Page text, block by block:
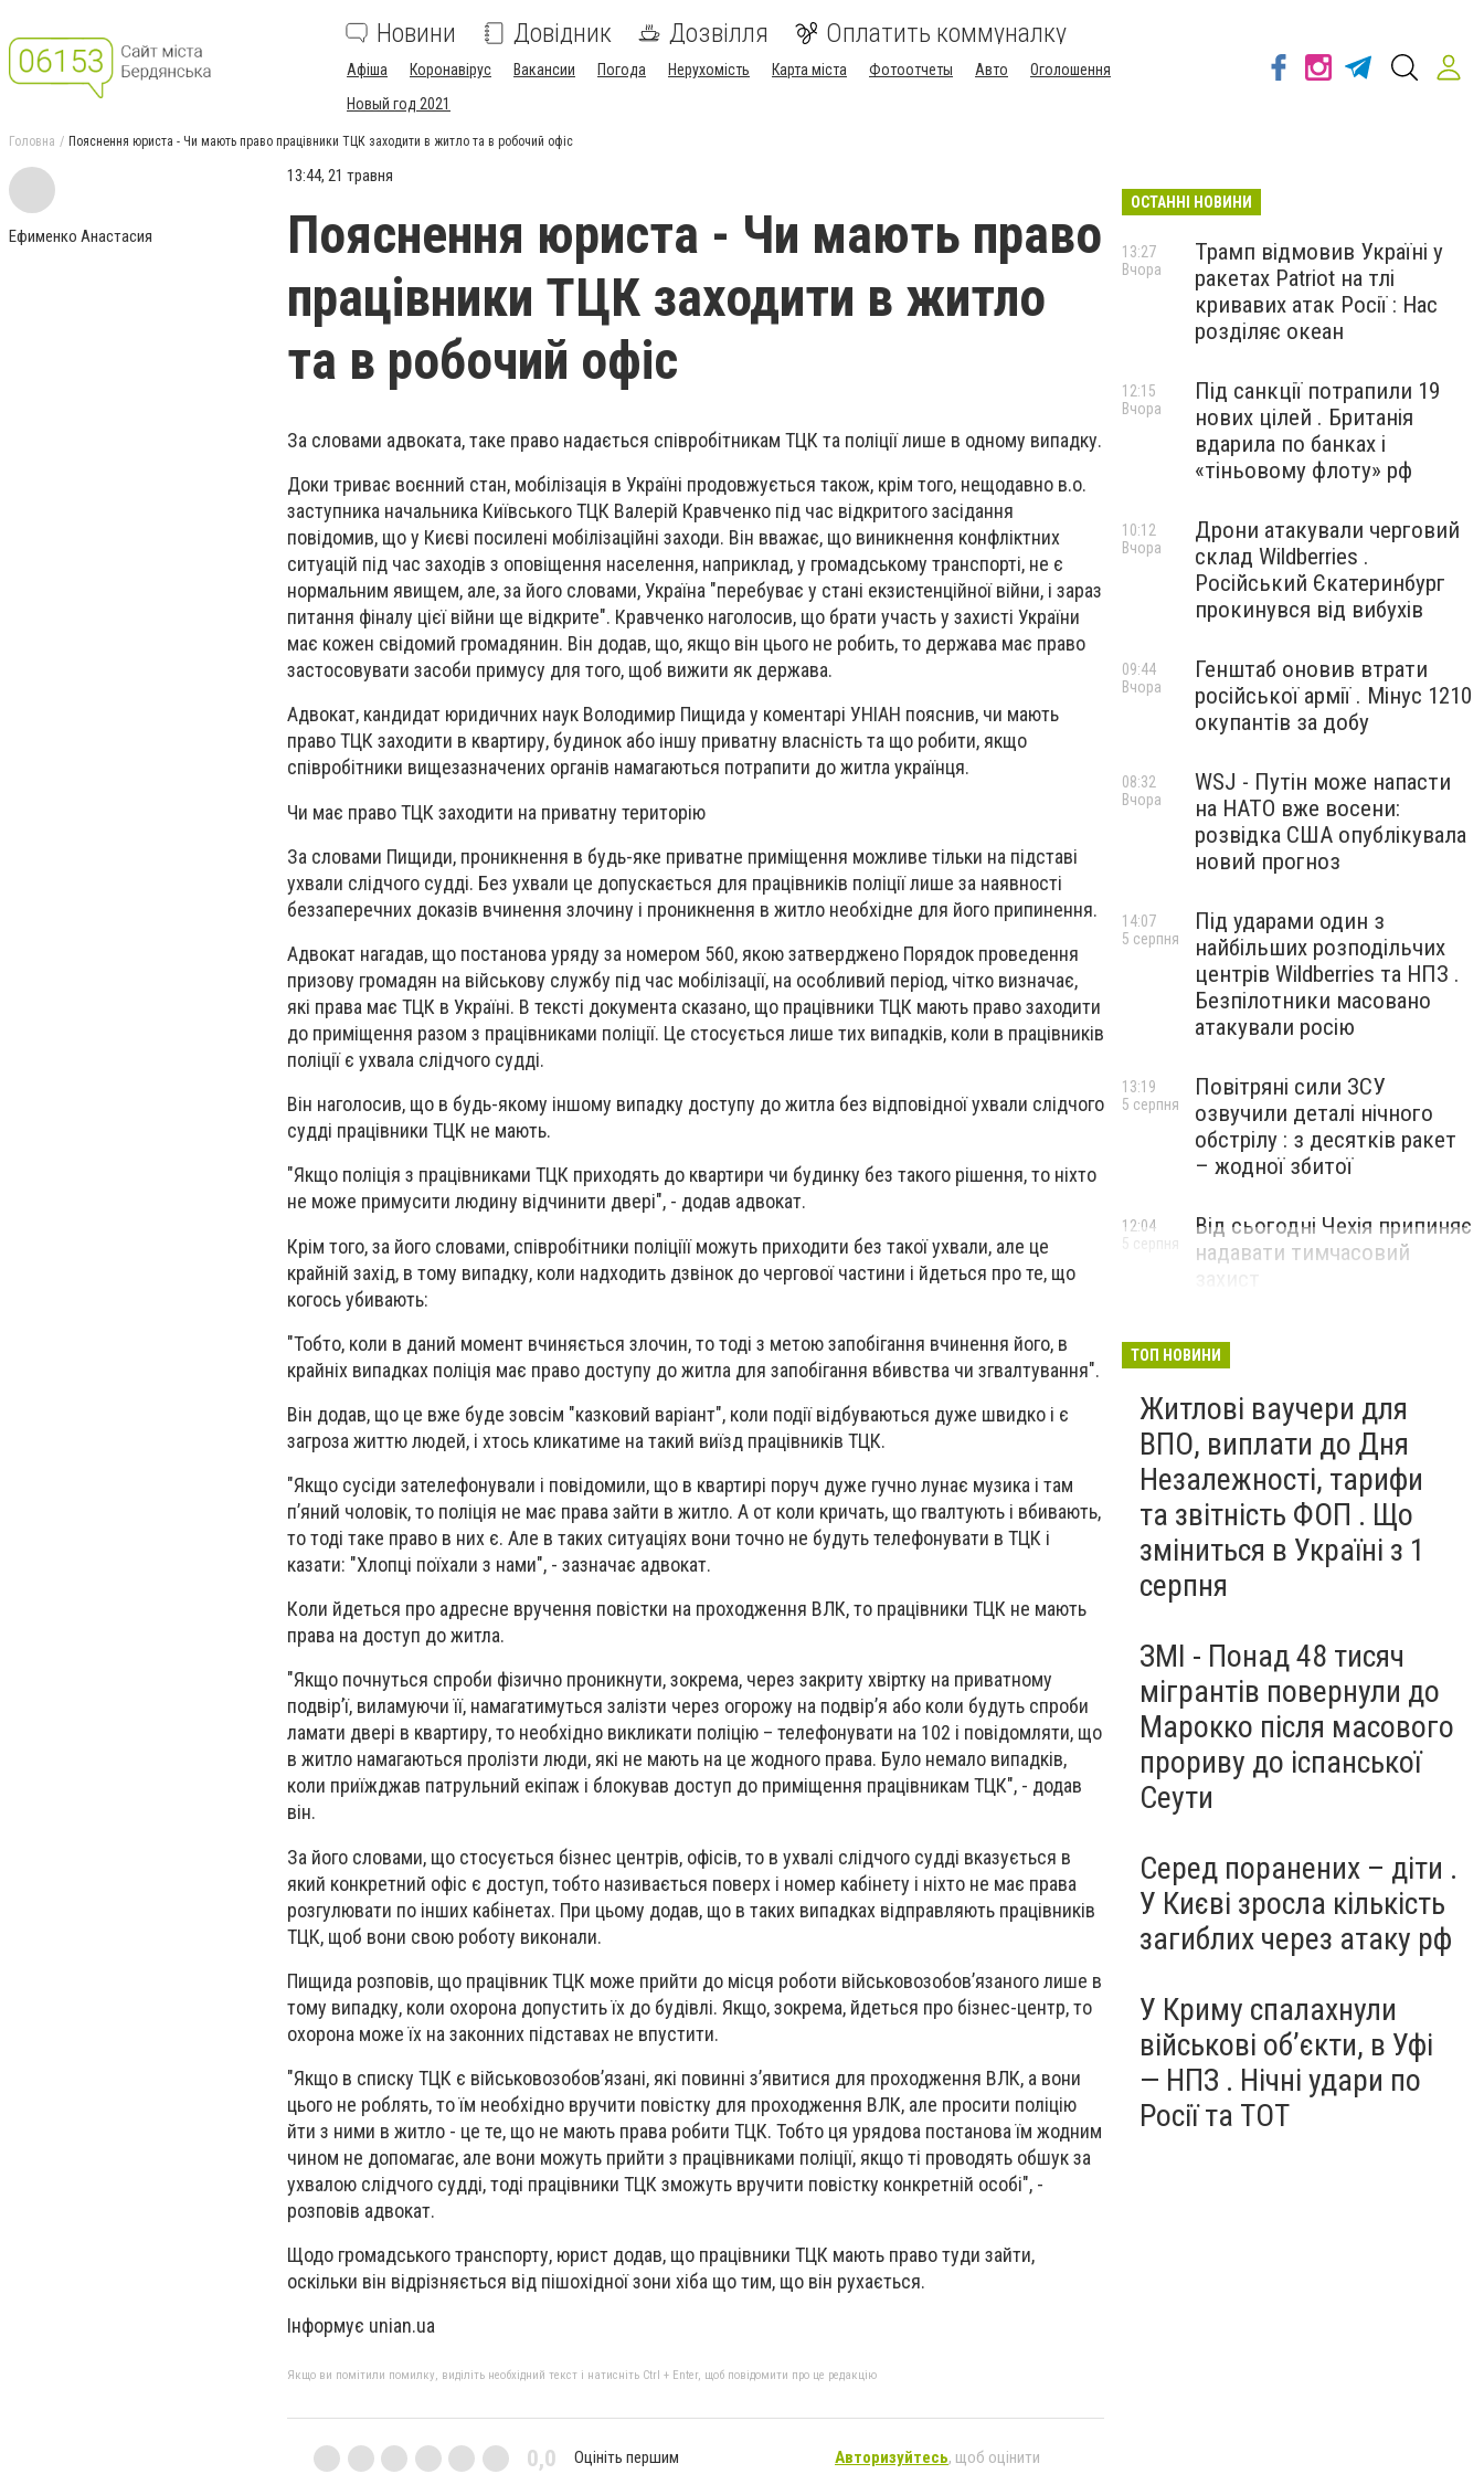
Новини Довідник Дозвілля Оплатить коммуналку
Афіша Коронавірус Вакансии Погода Нерухомість Карта міста Фотоотчеты Авто
Оголошення
Новый год 2021
Головна Пояснення юриста - Чи мають право працівники ТЦК заходити в житло та в робочий офіс
Ефименко Анастасия
13:44, 21 травня
Пояснення юриста - Чи мають право
працівники ТЦК заходити в житло
та в робочий офіс
За словами адвоката, таке право надається співробітникам ТЦК та поліції лише в одному випадку.
Доки триває воєнний стан, мобілізація в Україні продовжується також, крім того, нещодавно в.о.
заступника начальника Київського ТЦК Валерій Кравченко під час відкритого засідання
повідомив, що у Києві посилені мобілізаційні заходи. Він вважає, що виникнення конфліктних
ситуацій під час заходів з оповіщення населення, наприклад, у громадському транспорті, не є
нормальним явищем, але, за його словами, Україна "перебуває у стані екзистенційної війни, і зараз
питання фіналу цієї війни ще відкрите". Кравченко наголосив, що брати участь у захисті України
має кожен свідомий громадянин. Він додав, що, якщо він цього не робить, то держава має право
застосовувати засоби примусу для того, щоб вижити як держава.
Адвокат, кандидат юридичних наук Володимир Пищида у коментарі УНІАН пояснив, чи мають
право ТЦК заходити в квартиру, будинок або іншу приватну власність та що робити, якщо
співробітники вищезазначених органів намагаються потрапити до житла українця.
Чи має право ТЦК заходити на приватну територію
За словами Пищиди, проникнення в будь-яке приватне приміщення можливе тільки на підставі
ухвали слідчого судді. Без ухвали це допускається для працівників поліції лише за наявності
беззаперечних доказів вчинення злочину і проникнення в житло необхідне для його припинення.
Адвокат нагадав, що постанова уряду за номером 560, якою затверджено Порядок проведення
призову громадян на військову службу під час мобілізації, на особливий період, чітко визначає,
які права має ТЦК в Україні. В тексті документа сказано, що працівники ТЦК мають право заходити
до приміщення разом з працівниками поліції. Це стосується лише тих випадків, коли в працівників
поліції є ухвала слідчого судді.
Він наголосив, що в будь-якому іншому випадку доступу до житла без відповідної ухвали слідчого
судді працівники ТЦК не мають.
"Якщо поліція з працівниками ТЦК приходять до квартири чи будинку без такого рішення, то ніхто
не може примусити людину відчинити двері", - додав адвокат.
Крім того, за його словами, співробітники поліціїї можуть приходити без такої ухвали, але це
крайній захід, в тому випадку, коли надходить дзвінок до чергової частини і йдеться про те, що
когось убивають:
"Тобто, коли в даний момент вчиняється злочин, то тоді з метою запобігання вчинення його, в
крайніх випадках поліція має право доступу до житла для запобігання вбивства чи згвалтування".
Він додав, що це вже буде зовсім "казковий варіант", коли події відбуваються дуже швидко і є
загроза життю людей, і хтось кликатиме на такий виїзд працівників ТЦК.
"Якщо сусіди зателефонували і повідомили, що в квартирі поруч дуже гучно лунає музика і там
п’яний чоловік, то поліція не має права зайти в житло. А от коли кричать, що гвалтують і вбивають,
то тоді таке право в них є. Але в таких ситуаціях вони точно не будуть телефонувати в ТЦК і
казати: "Хлопці поїхали з нами", - зазначає адвокат.
Коли йдеться про адресне вручення повістки на проходження ВЛК, то працівники ТЦК не мають
права на доступ до житла.
"Якщо почнуться спроби фізично проникнути, зокрема, через закриту хвіртку на приватному
подвір’ї, виламуючи її, намагатимуться залізти через огорожу на подвір’я або коли будуть спроби
ламати двері в квартиру, то необхідно викликати поліцію – телефонувати на 102 і повідомляти, що
в житло намагаються пролізти люди, які не мають на це жодного права. Було немало випадків,
коли приїжджав патрульний екіпаж і блокував доступ до приміщення працівникам ТЦК", - додав
він.
За його словами, що стосується бізнес центрів, офісів, то в ухвалі слідчого судді вказується в
який конкретний офіс є доступ, тобто називається поверх і номер кабінету і ніхто не має права
розгулювати по інших кабінетах. При цьому додав, що в таких випадках відправляють працівників
ТЦК, щоб вони свою роботу виконали.
Пищида розповів, що працівник ТЦК може прийти до місця роботи військовозобов’язаного лише в
тому випадку, коли охорона допустить їх до будівлі. Якщо, зокрема, йдеться про бізнес-центр, то
охорона може їх на законних підставах не впустити.
"Якщо в списку ТЦК є військовозобов’язані, які повинні з’явитися для проходження ВЛК, а вони
цього не роблять, то їм необхідно вручити повістку для проходження ВЛК, але просити поліцію
йти з ними в житло - це те, що не мають права робити ТЦК. Тобто ця урядова постанова їм жодним
чином не допомагає, але вони можуть прийти з працівниками поліції, якщо ті проводять обшук за
ухвалою слідчого судді, тоді працівники ТЦК зможуть вручити повістку конкретній особі", -
розповів адвокат.
Щодо громадського транспорту, юрист додав, що працівники ТЦК мають право туди зайти,
оскільки він відрізняється від пішохідної зони хіба що тим, що він рухається.
Інформує unian.ua
Якщо ви помітили помилку, виділіть необхідний текст і натисніть Ctrl + Enter, щоб повідомити про це редакцію
0,0 Оцініть першим Авторизуйтесь, щоб оцінити
ОСТАННІ НОВИНИ
Трамп відмовив Україні у
ракетах Patriot на тлі
кривавих атак Росії : Нас
розділяє океан
13:27
Вчора
Під санкції потрапили 19
нових цілей . Британія
вдарила по банках і
«тіньовому флоту» рф
12:15
Вчора
Дрони атакували черговий
склад Wildberries .
Російський Єкатеринбург
прокинувся від вибухів
10:12
Вчора
Генштаб оновив втрати
російської армії . Мінус 1210
окупантів за добу
09:44
Вчора
WSJ - Путін може напасти
на НАТО вже восени:
розвідка США опублікувала
новий прогноз
08:32
Вчора
Під ударами один з
найбільших розподільчих
центрів Wildberries та НПЗ .
Безпілотники масовано
атакували росію
14:07
5 серпня
Повітряні сили ЗСУ
озвучили деталі нічного
обстрілу : з десятків ракет
– жодної збитої
13:19
5 серпня
Від сьогодні Чехія припиняє
надавати тимчасовий
12:04
5 серпня
ТОП НОВИНИ
Житлові ваучери для
ВПО, виплати до Дня
Незалежності, тарифи
та звітність ФОП . Що
зміниться в Україні з 1
серпня
ЗМІ - Понад 48 тисяч
мігрантів повернули до
Марокко після масового
прориву до іспанської
Сеути
Серед поранених – діти .
У Києві зросла кількість
загиблих через атаку рф
У Криму спалахнули
військові об’єкти, в Уфі
— НПЗ . Нічні удари по
Росії та ТОТ